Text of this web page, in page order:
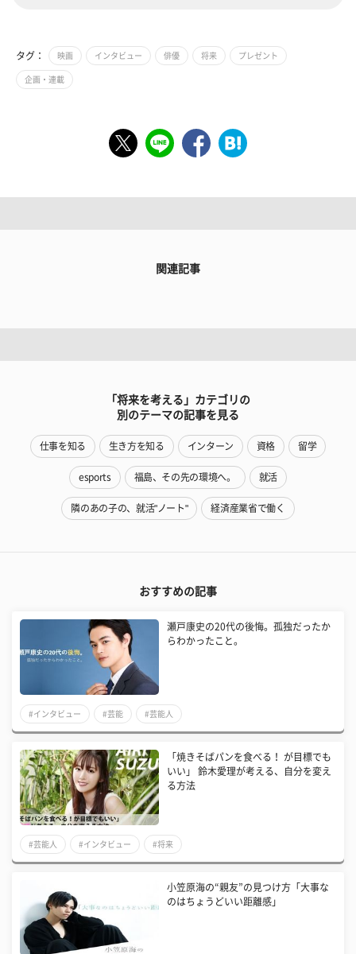
タグ： 映画 インタビュー 俳優 将来 プレゼント
企画・連載
関連記事
「将来を考える」カテゴリの
別のテーマの記事を見る
仕事を知る 生き方を知る インターン 資格 留学
esports 福島、その先の環境へ。 就活
隣のあの子の、就活"ノート" 経済産業省で働く
おすすめの記事
瀬戸康史の20代の後悔。孤独だったか
らわかったこと。
#インタビュー #芸能 #芸能人
「焼きそばパンを食べる！ が目標でも
いい」 鈴木愛理が考える、自分を変え
る方法
#芸能人 #インタビュー #将来
小笠原海の“親友”の見つけ方「大事な
のはちょうどいい距離感」